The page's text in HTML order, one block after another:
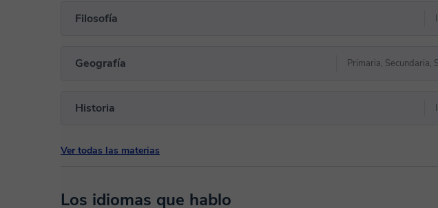
Filosofía
Geografía Primaria, Secundaria,
Historia
Ver todas las materias
Los idiomas que hablo